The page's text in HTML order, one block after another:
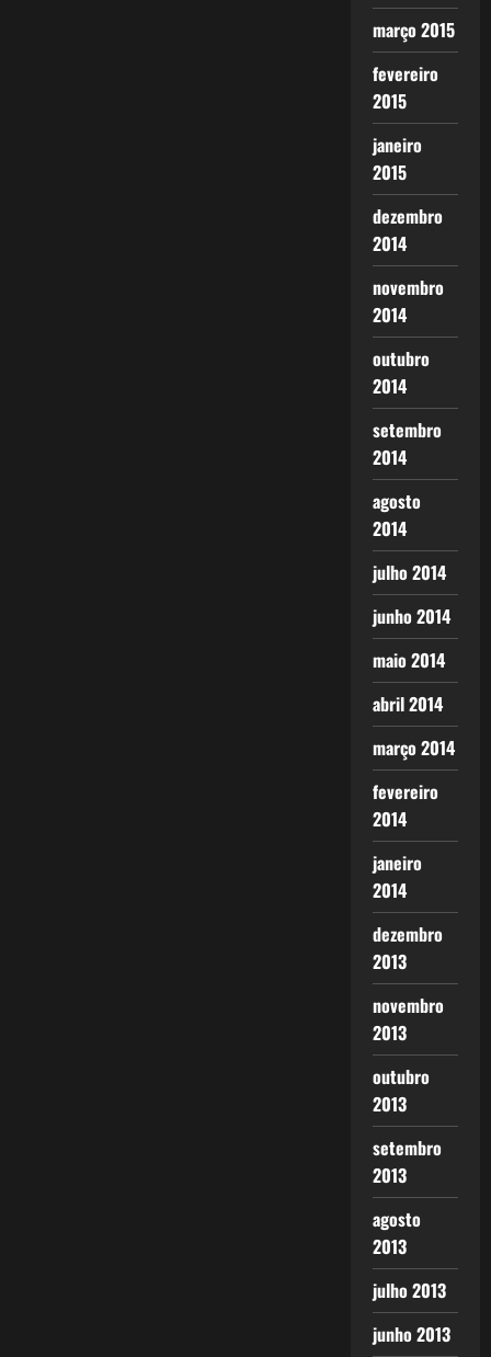
março 2015
fevereiro
2015
janeiro
2015
dezembro
2014
novembro
2014
outubro
2014
setembro
2014
agosto
2014
julho 2014
junho 2014
maio 2014
abril 2014
março 2014
fevereiro
2014
janeiro
2014
dezembro
2013
novembro
2013
outubro
2013
setembro
2013
agosto
2013
julho 2013
junho 2013